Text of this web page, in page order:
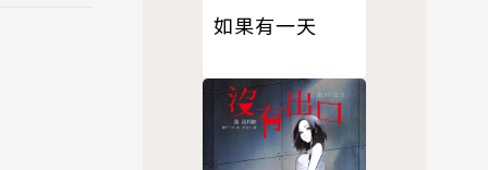
如果有一天